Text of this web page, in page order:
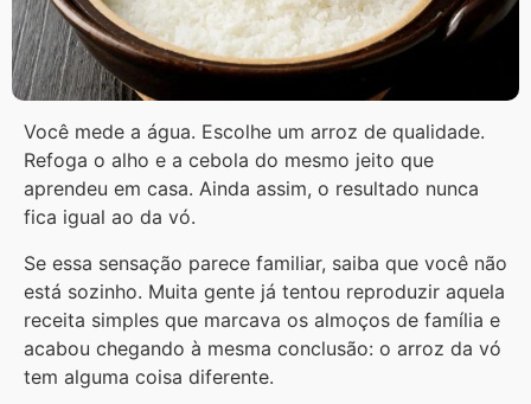
Você mede a água. Escolhe um arroz de qualidade.
Refoga o alho e a cebola do mesmo jeito que
aprendeu em casa. Ainda assim, o resultado nunca
fica igual ao da vó.
Se essa sensação parece familiar, saiba que você não
está sozinho. Muita gente já tentou reproduzir aquela
receita simples que marcava os almoços de família e
acabou chegando à mesma conclusão: o arroz da vó
tem alguma coisa diferente.